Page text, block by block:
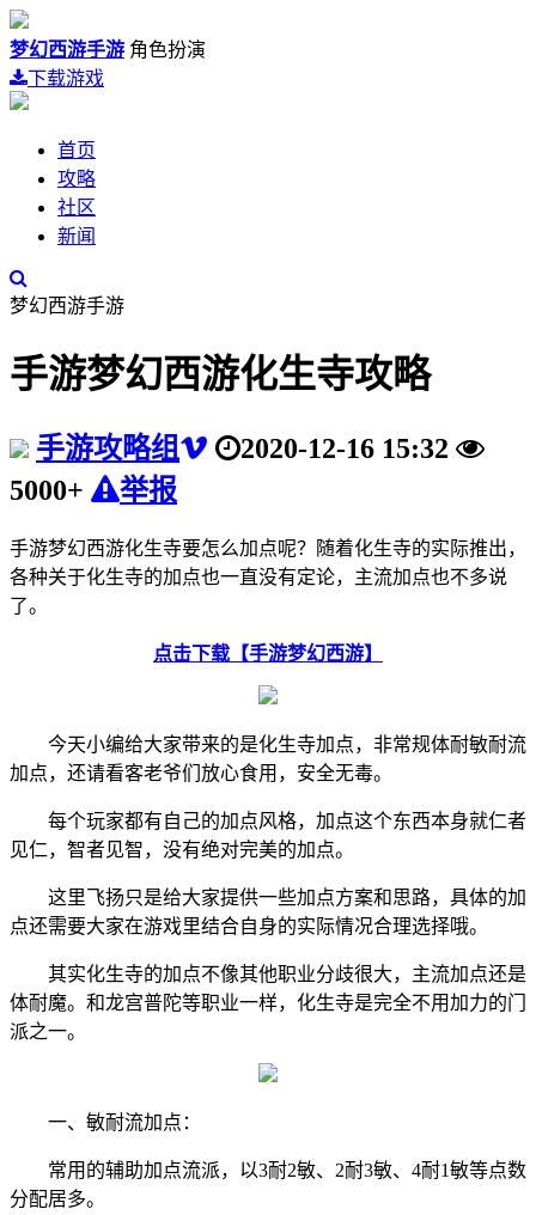
梦幻西游手游 角色扮演
下载游戏
首页
攻略
社区
新闻
梦幻西游手游
手游梦幻西游化生寺攻略
手游攻略组
2020-12-16 15:32
5000+
举报
手游梦幻西游化生寺要怎么加点呢？随着化生寺的实际推出，
各种关于化生寺的加点也一直没有定论，主流加点也不多说
了。
点击下载【手游梦幻西游】
今天小编给大家带来的是化生寺加点，非常规体耐敏耐流
加点，还请看客老爷们放心食用，安全无毒。
每个玩家都有自己的加点风格，加点这个东西本身就仁者
见仁，智者见智，没有绝对完美的加点。
这里飞扬只是给大家提供一些加点方案和思路，具体的加
点还需要大家在游戏里结合自身的实际情况合理选择哦。
其实化生寺的加点不像其他职业分歧很大，主流加点还是
体耐魔。和龙宫普陀等职业一样，化生寺是完全不用加力的门
派之一。
一、敏耐流加点：
常用的辅助加点流派，以3耐2敏、2耐3敏、4耐1敏等点数
分配居多。